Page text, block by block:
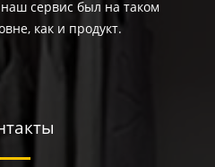
сервис был на таком
как и продукт.